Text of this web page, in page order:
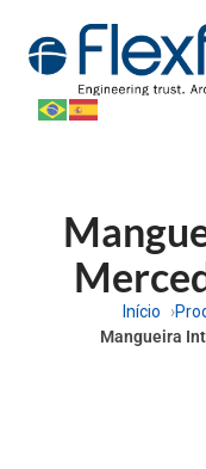
Início
Mangueira